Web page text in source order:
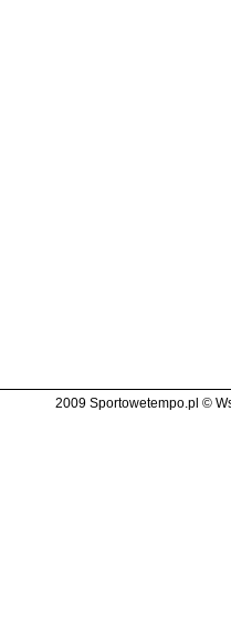
2009 Sportowetempo.pl ©